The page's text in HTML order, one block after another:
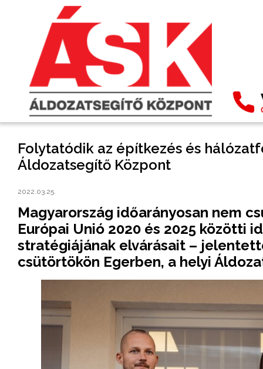
Folytatódik az építkezés és
Áldozatsegítő Központ
2022.03.25.
Magyarország időarányosan nem
Európai Unió 2020 és 2025 közötti
stratégiájának elvárásait –
csütörtökön Egerben, a helyi